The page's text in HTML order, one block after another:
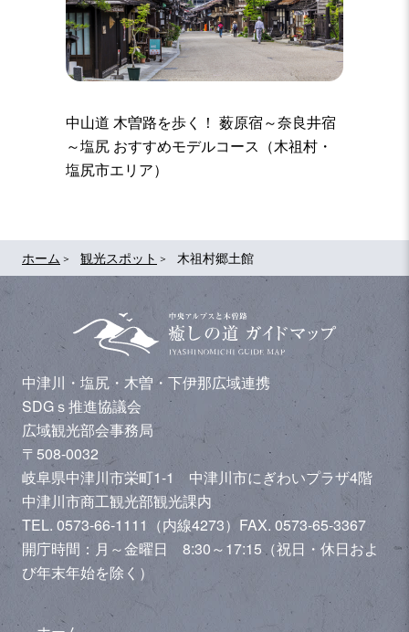
ホーム 観光スポット 木祖村郷土館
中山道 木曽路を歩く！ 薮原宿～奈良井宿
～塩尻 おすすめモデルコース（木祖村・
塩尻市エリア）
中津川・塩尻・木曽・下伊那広域連携
SDGｓ推進協議会
広域観光部会事務局
〒508-0032
岐阜県中津川市栄町1-1 中津川市にぎわいプラザ4階
中津川市商工観光部観光課内
TEL. 0573-66-1111（内線4273） FAX. 0573-65-3367
開庁時間：月～金曜日 8:30～17:15（祝日・休日およ
び年末年始を除く）